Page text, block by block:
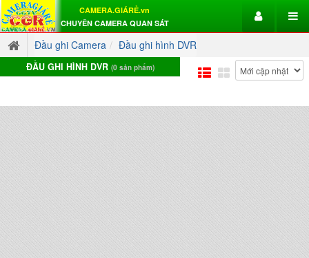
CAMERA.GIÁRẺ.vn
CHUYÊN CAMERA QUAN SÁT
Đầu ghi Camera Đầu ghi hình DVR
ĐẦU GHI HÌNH DVR (0 sản phẩm)